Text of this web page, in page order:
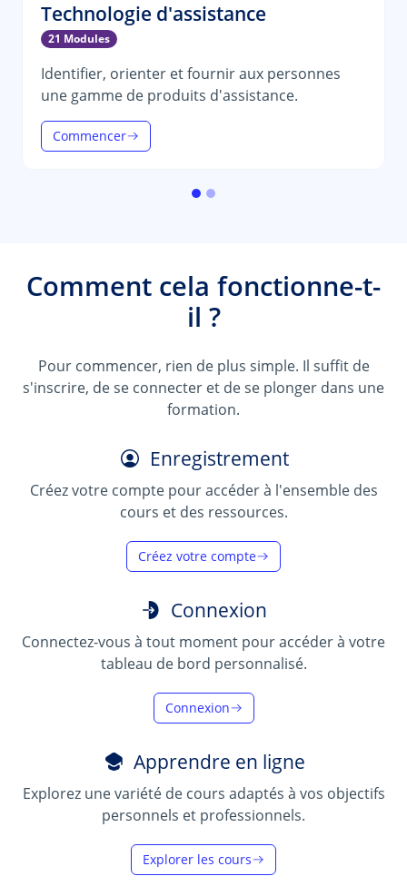
Technologie d'assistance
21 Modules
Identifier, orienter et fournir aux personnes
une gamme de produits d'assistance.
Commencer
Comment cela fonctionne-t-
il ?
Pour commencer, rien de plus simple. Il suffit de
s'inscrire, de se connecter et de se plonger dans une
formation.
Enregistrement
Créez votre compte pour accéder à l'ensemble des
cours et des ressources.
Créez votre compte
Connexion
Connectez-vous à tout moment pour accéder à votre
tableau de bord personnalisé.
Connexion
Apprendre en ligne
Explorez une variété de cours adaptés à vos objectifs
personnels et professionnels.
Explorer les cours